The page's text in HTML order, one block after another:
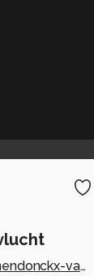
mijnendonckx-van-bouwel